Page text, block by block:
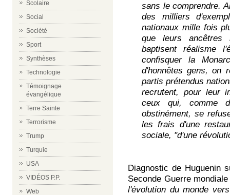
Scolaire
Social
Société
Sport
Synthèses
Technologie
Témoignage
évangélique
Terre Sainte
Terrorisme
Trump
Turquie
USA
VIDÉOS P.P.
Web
sans le comprendre.
des milliers
nationaux mille fois
que leurs ancêtres
baptisent réalisme
confisquer la
d'honnêtes gens, on
partis prétendus
recrutent, pour leur
ceux qui, comme
obstinément, se
les frais d'une
sociale, "d'une
Diagnostic de Huguenin
Seconde Guerre
l'évolution du monde